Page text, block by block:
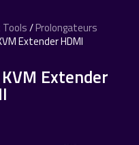
/Prolongateurs
Extender HDMI
Extender